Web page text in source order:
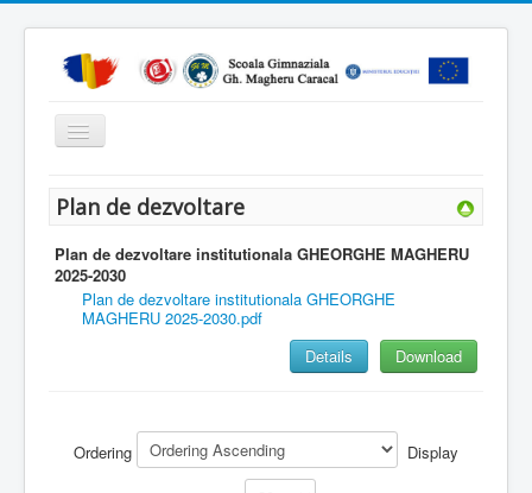
Comută
Organizare
Management educational
Plan de dezvoltare
Plan de dezvoltare institutionala GHEORGHE MAGHERU
2025-2030
Plan de dezvoltare institutionala GHEORGHE
MAGHERU 2025-2030.pdf
Download
Details
Ordering Display